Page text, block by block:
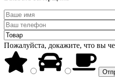
Пожалуйста, докажите, что вы